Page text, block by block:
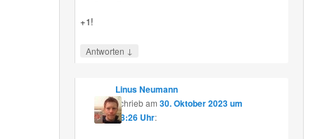
+1!
Antworten ↓
Linus Neumann
schriebam 30. Oktober 2023 um
08:26 Uhr: